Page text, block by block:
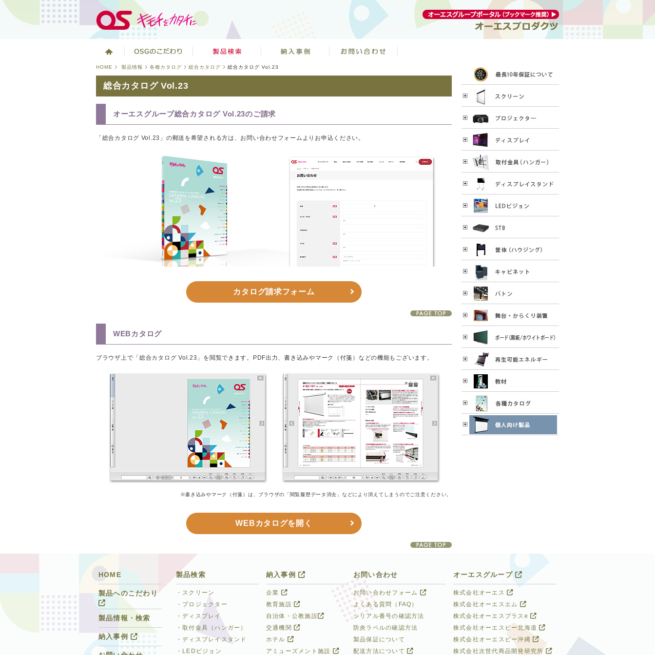
HOME 製品情報 各種カタログ 総合カタログ 総合カタログ Vol.23
総合カタログ Vol.23
オーエスグループ総合カタログ Vol.23のご請求
「総合カタログ Vol.23」の郵送を希望される方は、お問い合わせフォームよりお申込ください。
カタログ請求フォーム
WEBカタログ
ブラウザ上で「総合カタログ Vol.23」を閲覧できます。PDF出力、書き込みやマーク（付箋）などの機能もございます。
※書き込みやマーク（付箋）は、ブラウザの「閲覧履歴データ消去」などにより消えてしまうのでご注意ください。
WEBカタログを開く
HOME
製品へのこだわり
製品情報・検索
納入事例
オーエスグループ
株式会社オーエス
株式会社オーエスエム
株式会社オーエスプラスe
株式会社オーエスビー北海道
株式会社オーエスビー沖縄
株式会社次世代商品開発研究所
お問い合わせ
お問い合わせフォーム
よくある質問（FAQ）
シリアル番号の確認方法
防炎ラベルの確認方法
製品保証について
配送方法について
納入事例
企業
教育施設
自治体・公教施設
交通機関
ホテル
アミューズメント施設
製品検索
・スクリーン
・プロジェクター
・ディスプレイ
・取付金具（ハンガー）
・ディスプレイスタンド
・LEDビジョン